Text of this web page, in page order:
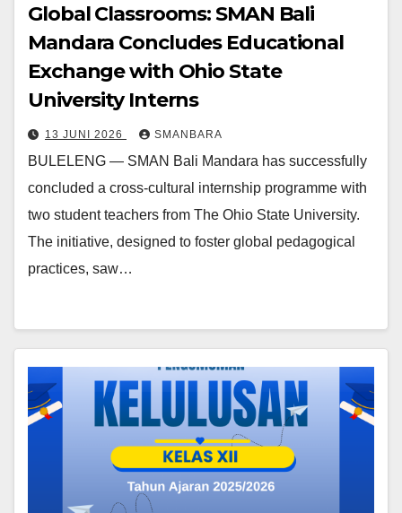
Global Classrooms: SMAN Bali
Mandara Concludes Educational
Exchange with Ohio State
University Interns
13 JUNI 2026 SMANBARA
BULELENG — SMAN Bali Mandara has successfully
concluded a cross-cultural internship programme with
two student teachers from The Ohio State University.
The initiative, designed to foster global pedagogical
practices, saw…